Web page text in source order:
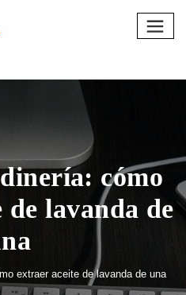
cómo
de lavanda de
extraer aceite de lavanda de una